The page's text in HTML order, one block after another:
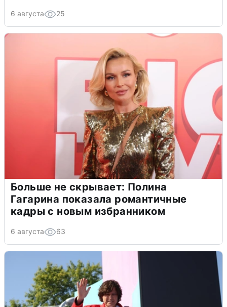
6 августа 25
Больше не скрывает: Полина
Гагарина показала романтичные
кадры с новым избранником
6 августа 63